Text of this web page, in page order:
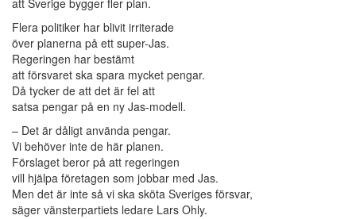
att Sverige bygger fler plan.
Flera politiker har blivit irriterade
över planerna på ett super-Jas.
Regeringen har bestämt
att försvaret ska spara mycket pengar.
Då tycker de att det är fel att
satsa pengar på en ny Jas-modell.
– Det är dåligt använda pengar.
Vi behöver inte de här planen.
Förslaget beror på att regeringen
vill hjälpa företagen som jobbar med Jas.
Men det är inte så vi ska sköta Sveriges försvar,
säger vänsterpartiets ledare Lars Ohly.